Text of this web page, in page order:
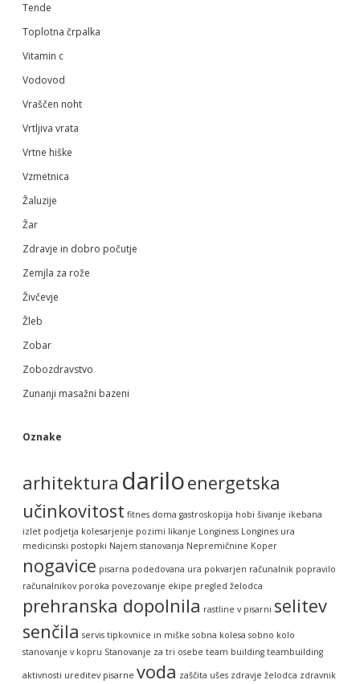
Tende
Toplotna črpalka
Vitamin c
Vodovod
Vraščen noht
Vrtljiva vrata
Vrtne hiške
Vzmetnica
Žaluzije
Žar
Zdravje in dobro počutje
Zemjla za rože
Živčevje
Žleb
Zobar
Zobozdravstvo
Zunanji masažni bazeni
Oznake
arhitektura dariloenergetska
učinkovitost fitnes doma gastroskopija hobi šivanje ikebana
izlet podjetja kolesarjenje pozimi likanje Longiness Longines ura
medicinski postopki Najem stanovanja Nepremičnine Koper
nogavice pisarna podedovana ura pokvarjen računalnik popravilo
računalnikov poroka povezovanje ekipe pregled želodca
prehranska dopolnila rastline v pisarni selitev
senčila servis tipkovnice in miške sobna kolesa sobno kolo
stanovanje v kopru Stanovanje za tri osebe team building teambuilding
aktivnosti ureditev pisarne voda zaščita ušes zdravje želodca zdravnik